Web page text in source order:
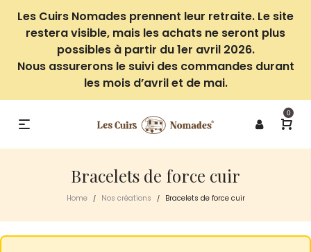
Les Cuirs Nomades prennent leur retraite. Le site
restera visible, mais les achats ne seront plus
possibles à partir du 1er avril 2026.
Nous assurerons le suivi des commandes durant
les mois d’avril et de mai.
0
Bracelets de force cuir
Home / Nos créations / Bracelets de force cuir